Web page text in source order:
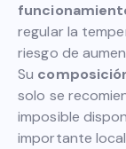
regular la
riesgo de
Su
solo se
imposible
importante